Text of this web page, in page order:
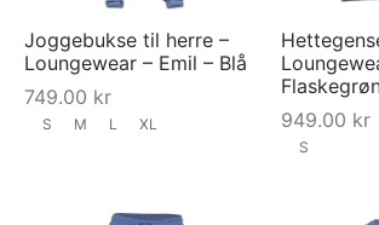
Joggebukse til herre –
Loungewear – Emil – Blå
749.00 kr
S M L XL
949.00 kr
S